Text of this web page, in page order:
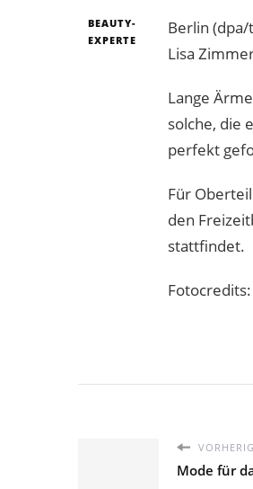
BEAUTY-
EXPERTE
Berlin
Lisa
Lange
solche, die
perfekt
Für
den
stattfindet.
Mode für